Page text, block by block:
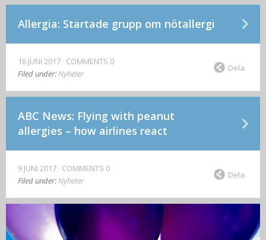
Allergia: Startade grupp om nötallergi
16 JUNI 2017 COMMENTS 0
Filed under:Nyheter
Dela
ABC News: Flying with peanut
allergies – how airlines react
9 JUNI 2017 COMMENTS 0
Filed under:Nyheter
Dela